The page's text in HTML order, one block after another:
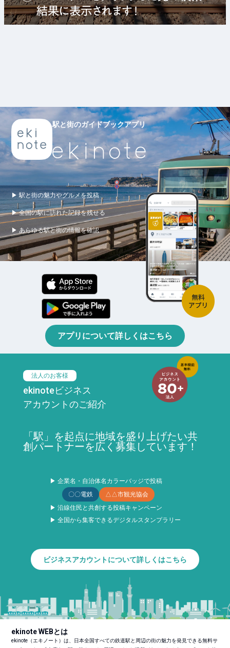
駅と街のガイドブックアプリ
▶ 駅と街の魅力やグルメを投稿
▶ 全国の駅に訪れた記録を残せる
▶ あらゆる駅と街の情報を確認
アプリについて詳しくはこちら
法人のお客様
ekinoteビジネス
アカウントのご紹介
「駅」を起点に地域を盛り上げたい共
創パートナーを広く募集しています！
▶ 企業名・自治体名カラーバッジで投稿
〇〇電鉄
△△市観光協会
▶ 沿線住民と共創する投稿キャンペーン
▶ 全国から集客できるデジタルスタンプラリー
ビジネスアカウントについて詳しくはこちら
ekinote WEBとは
ekinote（エキノート）は、日本全国すべての鉄道駅と周辺の街の魅力を発見できる無料サ